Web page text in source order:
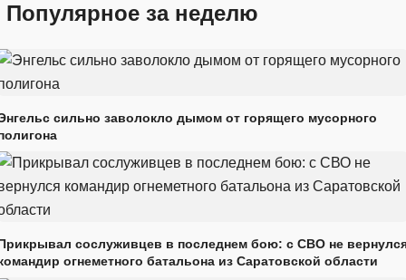
Популярное за неделю
сильно заволокло дымом от горящего мусорного
сослуживцев в последнем бою: с СВО не
огнеметного батальона из Саратовской области